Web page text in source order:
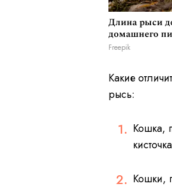
Длина рыси
домашнего
Freepik
Какие
рысь:
Кошка,
Кошки,